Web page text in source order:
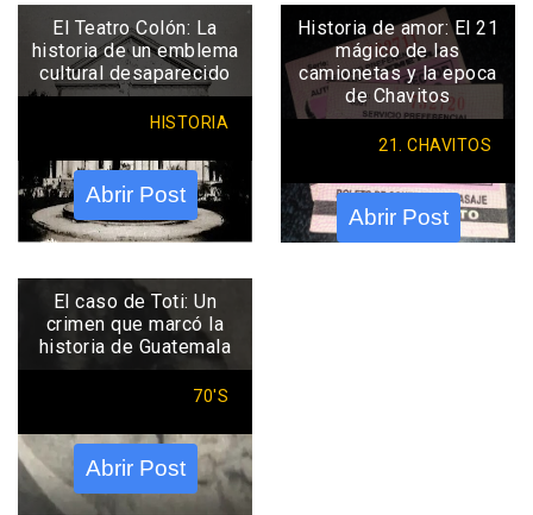
El Teatro Colón: La
historia de un emblema
cultural desaparecido
HISTORIA
Abrir Post
Historia de amor: El 21
mágico de las
camionetas y la epoca
de Chavitos
21. CHAVITOS
Abrir Post
El caso de Toti: Un
crimen que marcó la
historia de Guatemala
70'S
Abrir Post